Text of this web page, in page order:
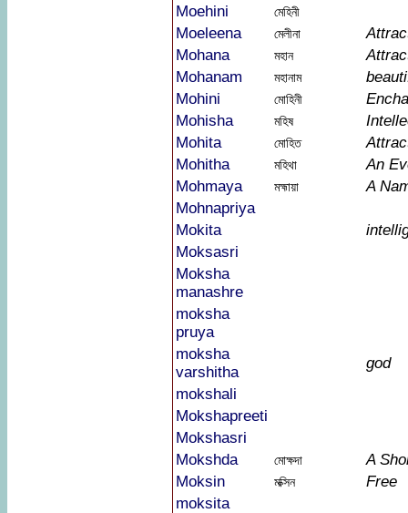
Moehini মেহিনী
Moeleena মেলীনা
Mohana
মহান
Mohanam
মহানাম
Mohini
মোহিনী
Mohisha
মহিষ
Mohita
মোহিত
Mohitha
মহিথা
An
Mohmaya
মহ্মায়া
A
Mohnapriya
Mokita
Moksasri
Moksha
manashre
moksha
pruya
moksha
varshitha
god
mokshali
Mokshapreeti
Mokshasri
Mokshda
মোক্ষদা
A
Moksin
মক্সিন
Free
moksita